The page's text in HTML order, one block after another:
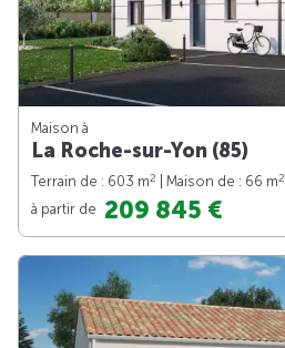
Maison à
La Roche-sur-Yon (85)
Terrain de : 603 m2 | Maison de : 66 m2
à partir de 209 845 €